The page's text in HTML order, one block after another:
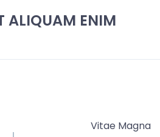
ALIQUAM ENIM
Vitae Magna